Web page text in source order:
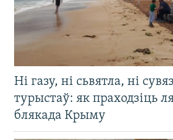
Ні газу, ні сьвятла, ні
турыстаў: як праходзіць
блякада Крыму